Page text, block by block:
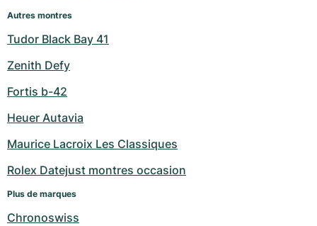
Autres montres
Tudor Black Bay 41
Zenith Defy
Fortis b-42
Heuer Autavia
Maurice Lacroix Les Classiques
Rolex Datejust montres occasion
Plus de marques
Chronoswiss